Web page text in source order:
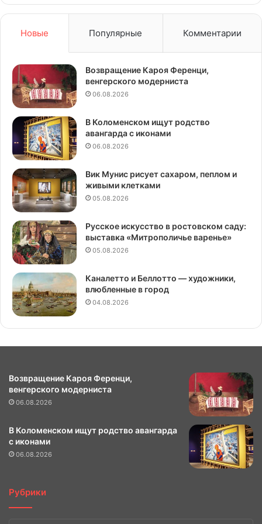
Новые Популярные Комментарии
Возвращение Кароя Ференци,
венгерского модерниста
06.08.2026
В Коломенском ищут родство
авангарда с иконами
06.08.2026
Вик Мунис рисует сахаром, пеплом и
живыми клетками
05.08.2026
Русское искусство в ростовском саду:
выставка «Митрополичье варенье»
05.08.2026
Каналетто и Беллотто — художники,
влюбленные в город
04.08.2026
Возвращение Кароя Ференци,
венгерского модерниста
06.08.2026
В Коломенском ищут родство авангарда
с иконами
06.08.2026
Рубрики